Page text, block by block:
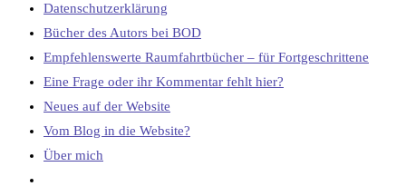
Datenschutzerklärung
Bücher des Autors bei BOD
Empfehlenswerte Raumfahrtbücher – für Fortgeschrittene
Eine Frage oder ihr Kommentar fehlt hier?
Neues auf der Website
Vom Blog in die Website?
Über mich